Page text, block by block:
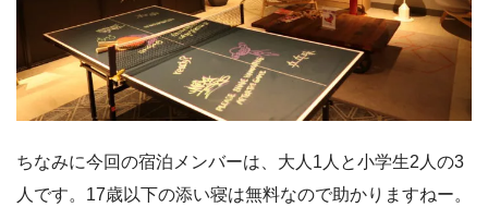
ちなみに今回の宿泊メンバーは、大人1人と小学生2人の3
人です。17歳以下の添い寝は無料なので助かりますねー。